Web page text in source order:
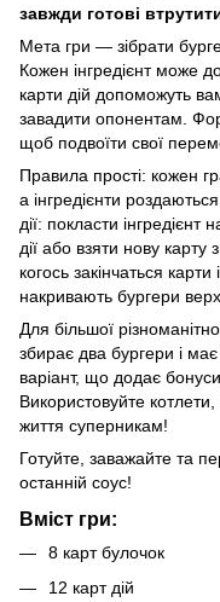
завжди готові
Мета гри — зібрати
Кожен інгредієнт може
карти дій допоможуть
завадити опонентам.
щоб подвоїти свої
Правила прості: кожен
а інгредієнти
дії: покласти інгредієнт
дії або взяти нову
когось закінчаться
накривають бургери
Для більшої
збирає два бургери і
варіант, що додає
Використовуйте
життя суперникам!
Готуйте, заважайте та
останній соус!
Вміст гри:
8 карт булочок
12 карт дій